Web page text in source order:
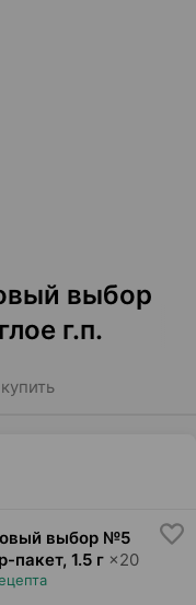
выбор
г.п.
выбор №5
пакет, 1.5 г ×20